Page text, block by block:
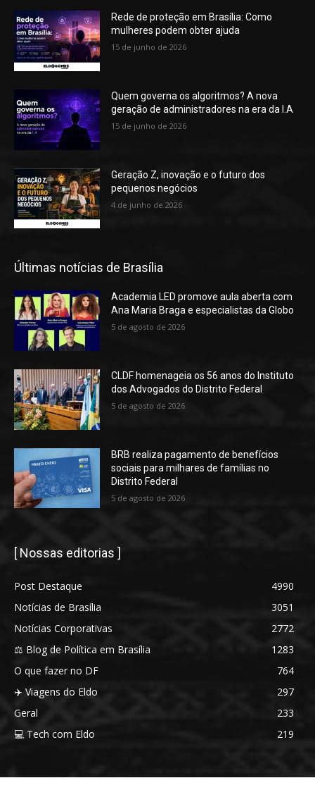
Rede de proteção em Brasília: Como
mulheres podem obter ajuda
15 de junho de 2026
Quem governa os algoritmos? A nova
geração de administradores na era da I.A
15 de junho de 2026
Geração Z, inovação e o futuro dos
pequenos negócios
4 de junho de 2026
Últimas notícias de Brasília
Academia LED promove aula aberta com
Ana Maria Braga e especialistas da Globo
5 de agosto de 2026
CLDF homenageia os 56 anos do Instituto
dos Advogados do Distrito Federal
5 de agosto de 2026
BRB realiza pagamento de benefícios
sociais para milhares de famílias no
Distrito Federal
5 de agosto de 2026
[ Nossas editorias ]
Post Destaque
4990
Notícias de Brasília
3051
Notícias Corporativas
2772
⚖️ Blog de Política em Brasília
1283
O que fazer no DF
764
✈️ Viagens do Eldo
297
Geral
233
💻 Tech com Eldo
219